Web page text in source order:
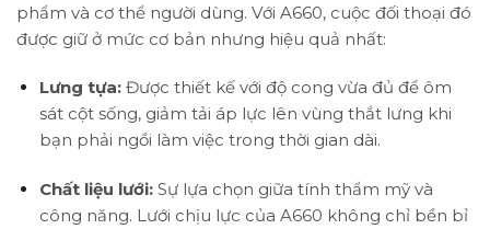
phẩm và cơ thể người dùng. Với A660, cuộc đối thoại đó
được giữ ở mức cơ bản nhưng hiệu quả nhất:
Lưng tựa:Được thiết kế với độ cong vừa đủ để ôm
sát cột sống, giảm tải áp lực lên vùng thắt lưng khi
bạn phải ngồi làm việc trong thời gian dài.
Chất liệu lưới:Sự lựa chọn giữa tính thẩm mỹ và
công năng. Lưới chịu lực của A660 không chỉ bền bỉ